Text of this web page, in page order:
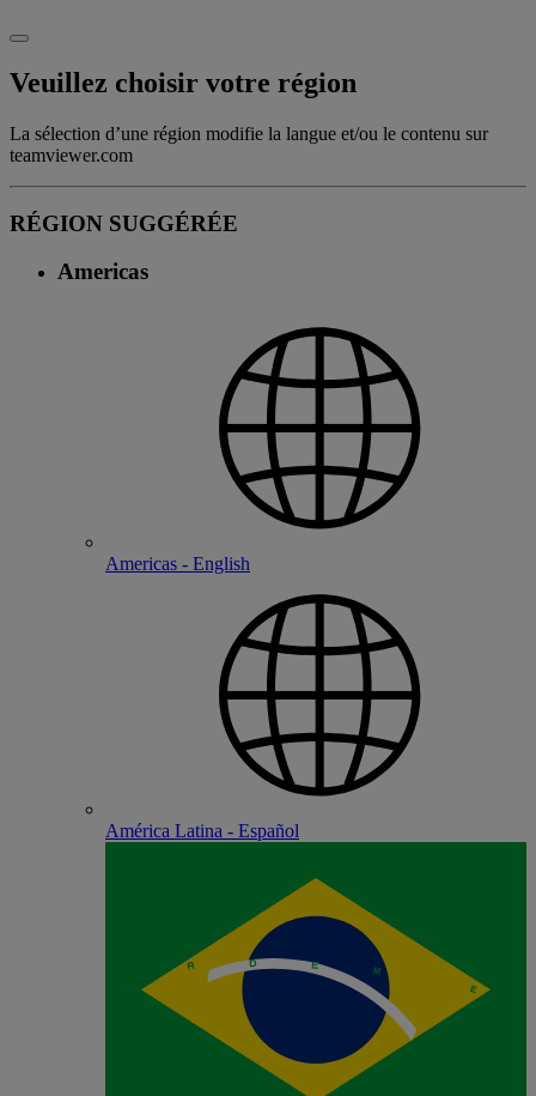
Veuillez choisir votre région
La sélection d’une région modifie la langue et/ou le contenu sur
teamviewer.com
RÉGION SUGGÉRÉE
Americas
Americas - English
América Latina - Español